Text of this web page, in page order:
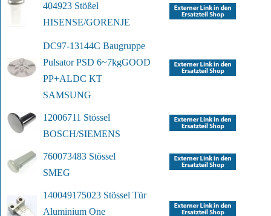
404923 Stößel
HISENSE/GORENJE
DC97-13144C Baugruppe
Pulsator PSD 6~7kgGOOD
PP+ALDC KT
SAMSUNG
12006711 Stössel
BOSCH/SIEMENS
760073483 Stössel
SMEG
140049175023 Stössel Tür
Aluminium One